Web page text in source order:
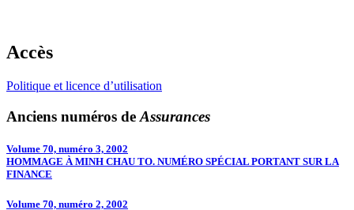
Accès
Politique et licence d’utilisation
Anciens numéros de Assurances
Volume 70, numéro 3, 2002
HOMMAGE À MINH CHAU TO. NUMÉRO SPÉCIAL PORTANT SUR LA
FINANCE
Volume 70, numéro 2, 2002